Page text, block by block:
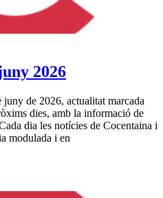
2026
de 2026, actualitat marcada
dies, amb la informació de
dia les notícies de Cocentaina i
modulada i en